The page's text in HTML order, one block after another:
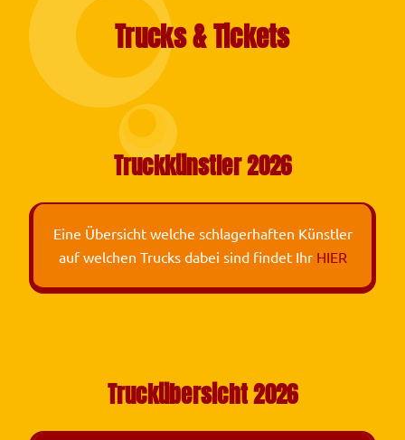
Trucks & Tickets
Truckkünstler 2026
Eine Übersicht welche schlagerhaften Künstler
auf welchen Trucks dabei sind findet Ihr HIER
Truckübersicht 2026